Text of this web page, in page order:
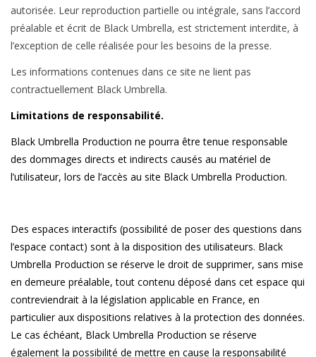
autorisée. Leur reproduction partielle ou intégrale, sans l’accord
préalable et écrit de Black Umbrella, est strictement interdite, à
l’exception de celle réalisée pour les besoins de la presse.
Les informations contenues dans ce site ne lient pas
contractuellement Black Umbrella.
Limitations de responsabilité.
Black Umbrella Production ne pourra être tenue responsable
des dommages directs et indirects causés au matériel de
l’utilisateur, lors de l’accès au site Black Umbrella Production.
Des espaces interactifs (possibilité de poser des questions dans
l’espace contact) sont à la disposition des utilisateurs. Black
Umbrella Production se réserve le droit de supprimer, sans mise
en demeure préalable, tout contenu déposé dans cet espace qui
contreviendrait à la législation applicable en France, en
particulier aux dispositions relatives à la protection des données.
Le cas échéant, Black Umbrella Production se réserve
également la possibilité de mettre en cause la responsabilité